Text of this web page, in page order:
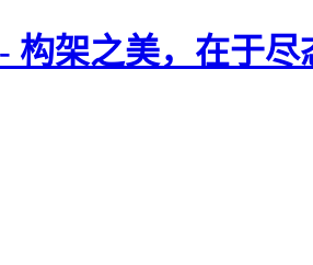
构架之美，在于